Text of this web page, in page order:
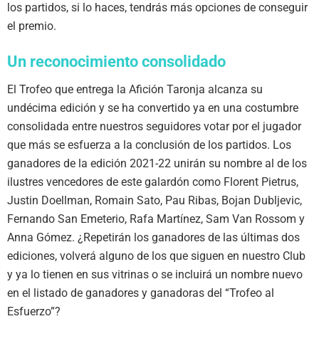
los partidos, si lo haces, tendrás más opciones de conseguir
el premio.
Un reconocimiento consolidado
El Trofeo que entrega la Afición Taronja alcanza su
undécima edición y se ha convertido ya en una costumbre
consolidada entre nuestros seguidores votar por el jugador
que más se esfuerza a la conclusión de los partidos. Los
ganadores de la edición 2021-22 unirán su nombre al de los
ilustres vencedores de este galardón como Florent Pietrus,
Justin Doellman, Romain Sato, Pau Ribas, Bojan Dubljevic,
Fernando San Emeterio, Rafa Martínez, Sam Van Rossom y
Anna Gómez. ¿Repetirán los ganadores de las últimas dos
ediciones, volverá alguno de los que siguen en nuestro Club
y ya lo tienen en sus vitrinas o se incluirá un nombre nuevo
en el listado de ganadores y ganadoras del “Trofeo al
Esfuerzo”?